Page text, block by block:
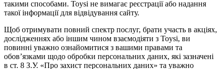
такими способами. Toysi не вимагає реєстрації або надання
такої інформації для відвідування сайту.
Щоб отримувати повний спектр послуг, брати участь в акціях,
дослідженнях або іншим чином взаємодіяти з Toysi, ви
повинні уважно ознайомитися з вашими правами та
обов’язками щодо обробки персональних даних, які зазначені
в ст. 8 З.У. «Про захист персональних даних» та уважно